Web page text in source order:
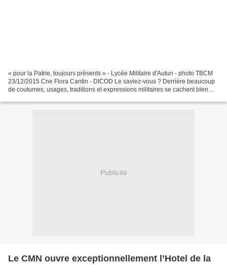
« pour la Patrie, toujours présents » - Lycée Militaire d'Autun - photo TBCM
23/12/2015 Cne Flora Cantin - DICOD Le saviez-vous ? Derrière beaucoup
de coutumes, usages, traditions et expressions militaires se cachent bien
Publicité
Le CMN ouvre exceptionnellement l’Hotel de la